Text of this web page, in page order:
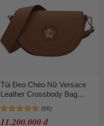
Túi Đeo Chéo Nữ Versace
Leather Crossbody Bag
1013350DVIT2T1KB7V Màu
Nâu
11.200.000 đ